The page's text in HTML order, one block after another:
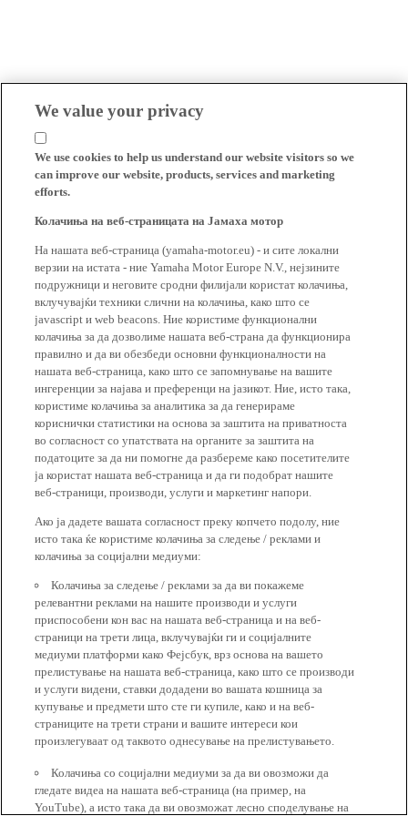
We value your privacy
We use cookies to help us understand our website visitors so we
can improve our website, products, services and marketing
efforts.
Колачиња на веб-страницата на Јамаха мотор
На нашата веб-страница (yamaha-motor.eu) - и сите локални
верзии на истата - ние Yamaha Motor Europe N.V., нејзините
подружници и неговите сродни филијали користат колачиња,
вклучувајќи техники слични на колачиња, како што се
javascript и web beacons. Ние користиме функционални
колачиња за да дозволиме нашата веб-страна да функционира
правилно и да ви обезбеди основни функционалности на
нашата веб-страница, како што се запомнување на вашите
ингеренции за најава и преференци на јазикот. Ние, исто така,
користиме колачиња за аналитика за да генерираме
кориснички статистики на основа за заштита на приватноста
во согласност со упатствата на органите за заштита на
податоците за да ни помогне да разбереме како посетителите
ја користат нашата веб-страница и да ги подобрат нашите
веб-страници, производи, услуги и маркетинг напори.
Ако ја дадете вашата согласност преку копчето подолу, ние
исто така ќе користиме колачиња за следење / реклами и
колачиња за социјални медиуми:
Колачиња за следење / реклами за да ви покажеме
релевантни реклами на нашите производи и услуги
приспособени кон вас на нашата веб-страница и на веб-
страници на трети лица, вклучувајќи ги и социјалните
медиуми платформи како Фејсбук, врз основа на вашето
прелистување на нашата веб-страница, како што се производи
и услуги видени, ставки додадени во вашата кошница за
купување и предмети што сте ги купиле, како и на веб-
страниците на трети страни и вашите интереси кои
произлегуваат од таквото однесување на прелистувањето.
Колачиња со социјални медиуми за да ви овозможи да
гледате видеа на нашата веб-страница (на пример, на
YouTube), а исто така да ви овозможат лесно споделување на